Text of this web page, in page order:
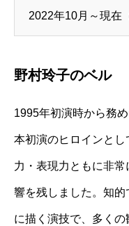
2022年10月～現在
野村玲子のベル
1995年初演時から務
本初演のヒロインと
力・表現力ともに非
響を残しました。知
に描く演技で、多く